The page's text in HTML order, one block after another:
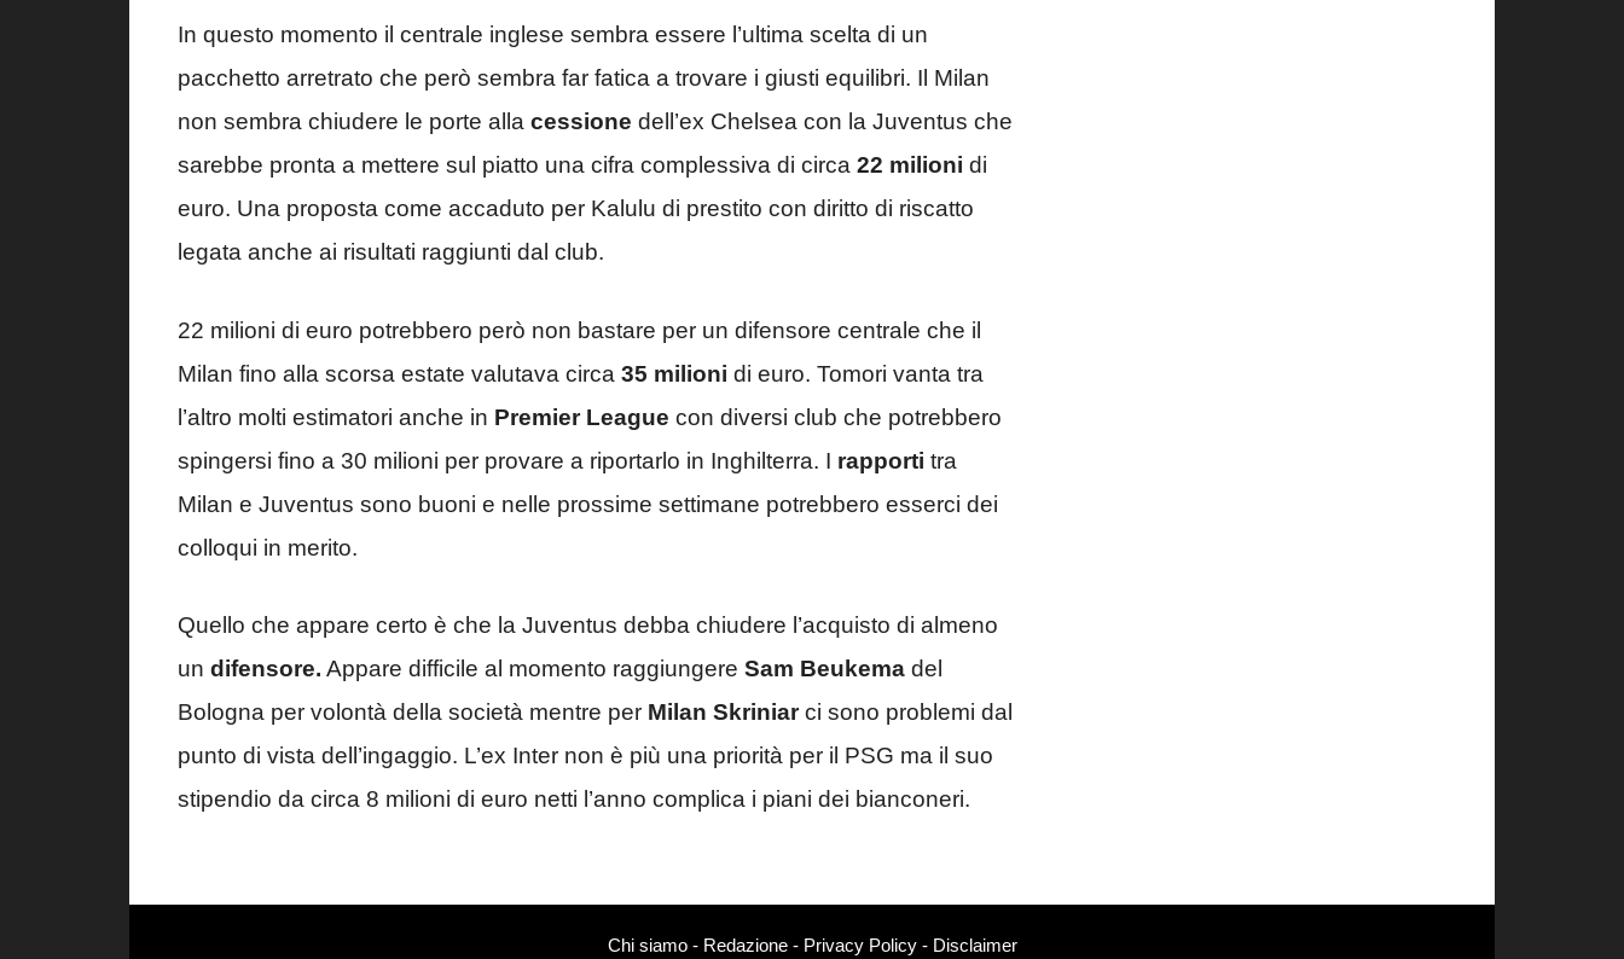
In questo momento il centrale inglese sembra essere l’ultima scelta di un
pacchetto arretrato che però sembra far fatica a trovare i giusti equilibri. Il Milan
non sembra chiudere le porte alla cessione dell’ex Chelsea con la Juventus che
sarebbe pronta a mettere sul piatto una cifra complessiva di circa 22 milioni di
euro. Una proposta come accaduto per Kalulu di prestito con diritto di riscatto
legata anche ai risultati raggiunti dal club.
22 milioni di euro potrebbero però non bastare per un difensore centrale che il
Milan fino alla scorsa estate valutava circa 35 milioni di euro. Tomori vanta tra
l’altro molti estimatori anche in Premier League con diversi club che potrebbero
spingersi fino a 30 milioni per provare a riportarlo in Inghilterra. I rapporti tra
Milan e Juventus sono buoni e nelle prossime settimane potrebbero esserci dei
colloqui in merito.
Quello che appare certo è che la Juventus debba chiudere l’acquisto di almeno
un difensore. Appare difficile al momento raggiungere Sam Beukema del
Bologna per volontà della società mentre per Milan Skriniarci sono problemi dal
punto di vista dell’ingaggio. L’ex Inter non è più una priorità per il PSG ma il suo
stipendio da circa 8 milioni di euro netti l’anno complica i piani dei bianconeri.
Chi siamo- Redazione- Privacy Policy- Disclaimer